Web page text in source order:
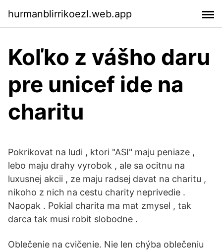
hurmanblirrikoezl.web.app
Koľko z vášho daru
pre unicef ​​ide na
charitu
Pokrikovat na ludi , ktori "ASI" maju peniaze ,
lebo maju drahy vyrobok , ale sa ocitnu na
luxusnej akcii , ze maju radsej davat na charitu ,
nikoho z nich na cestu charity neprivedie .
Naopak . Pokial charita ma mat zmysel , tak
darca tak musi robit slobodne .
Oblečenie na cvičenie. Nie len chýba oblečeniu